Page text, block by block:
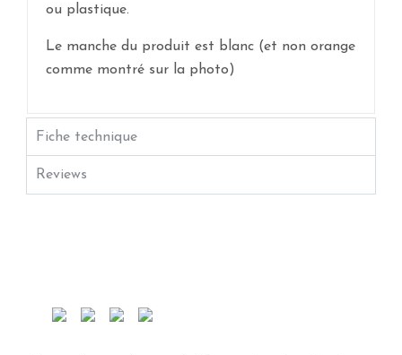
ou plastique.
Le manche du produit est blanc (et non orange
comme montré sur la photo)
Fiche technique
Reviews